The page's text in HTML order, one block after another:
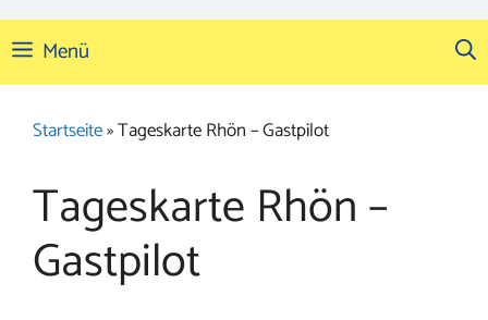
Menü
Startseite»Tageskarte Rhön – Gastpilot
Tageskarte Rhön –
Gastpilot